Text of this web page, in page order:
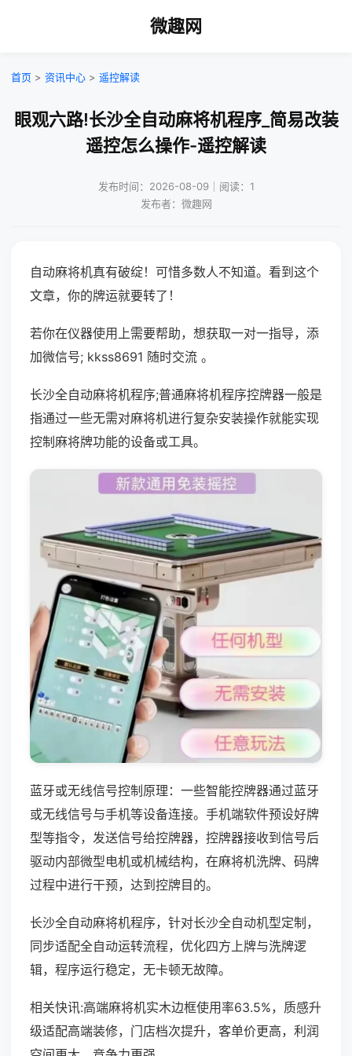
微趣网
首页 > 资讯中心 > 遥控解读
眼观六路!长沙全自动麻将机程序_简易改装
遥控怎么操作-遥控解读
发布时间：2026-08-09｜阅读：1
发布者：微趣网
自动麻将机真有破绽！可惜多数人不知道。看到这个
文章，你的牌运就要转了！
若你在仪器使用上需要帮助，想获取一对一指导，添
加微信号; kkss8691 随时交流 。
长沙全自动麻将机程序;普通麻将机程序控牌器一般是
指通过一些无需对麻将机进行复杂安装操作就能实现
控制麻将牌功能的设备或工具。
蓝牙或无线信号控制原理：一些智能控牌器通过蓝牙
或无线信号与手机等设备连接。手机端软件预设好牌
型等指令，发送信号给控牌器，控牌器接收到信号后
驱动内部微型电机或机械结构，在麻将机洗牌、码牌
过程中进行干预，达到控牌目的。
长沙全自动麻将机程序，针对长沙全自动机型定制，
同步适配全自动运转流程，优化四方上牌与洗牌逻
辑，程序运行稳定，无卡顿无故障。
相关快讯:高端麻将机实木边框使用率63.5%，质感升
级适配高端装修，门店档次提升，客单价更高，利润